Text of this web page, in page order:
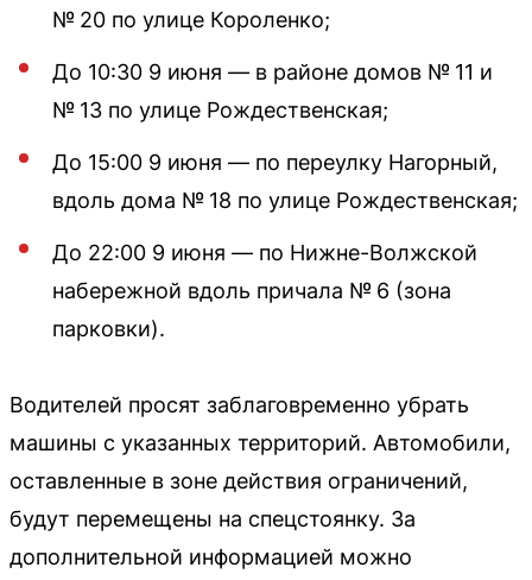
№ 20 по улице Короленко;
До 10:30 9 июня — в районе домов № 11 и
№ 13 по улице Рождественская;
До 15:00 9 июня — по переулку Нагорный,
вдоль дома № 18 по улице Рождественская;
До 22:00 9 июня — по Нижне-Волжской
набережной вдоль причала № 6 (зона
парковки).
Водителей просят заблаговременно убрать
машины с указанных территорий. Автомобили,
оставленные в зоне действия ограничений,
будут перемещены на спецстоянку. За
дополнительной информацией можно